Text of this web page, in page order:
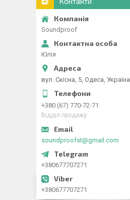
Soundproof
Юлія
вул. Скісна, 5, Одеса, Україна
+380 (67) 770-72-71
Відділ продажу
soundproofst@gmail.com
+380677707271
+380677707271